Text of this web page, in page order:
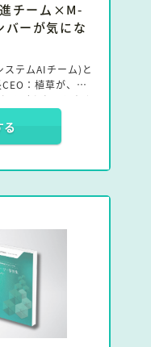
チーム×M-
バーが気にな
テムAIチーム)と
：植草が、サ
めどんなことをや
になるkintone×AI
る